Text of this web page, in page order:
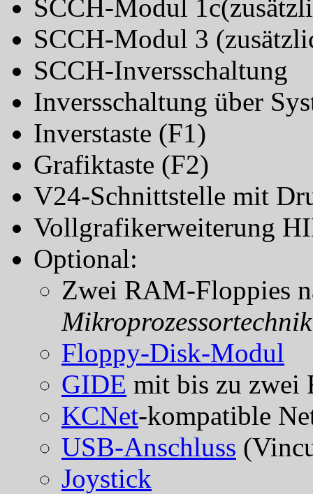
SCCH-Modul
SCCH-Modul 3
SCCH-Inversschaltung
Inversschaltung über
Inverstaste (F1)
Grafiktaste (F2)
V24-Schnittstelle mit
Vollgrafikerweiterung
Optional:
Zwei RAM-Floppies
Mikroprozessortechnik
Floppy-Disk-Modul
GIDE mit bis zu zwei
KCNet-kompatible
USB-Anschluss
Joystick